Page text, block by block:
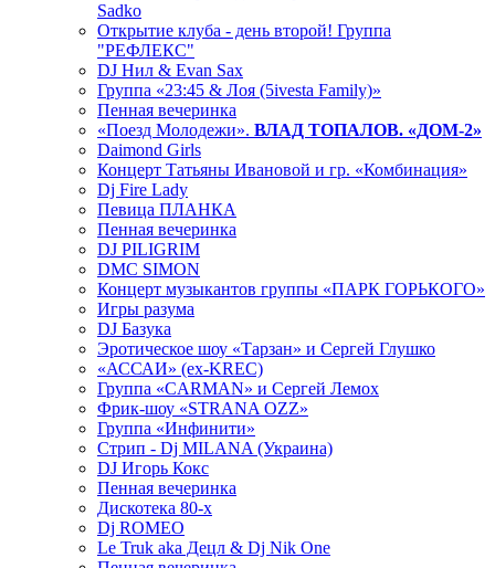
Sadko
Открытие клуба - день второй! Группа
"РЕФЛЕКС"
DJ Нил & Evan Sax
Группа «23:45 & Лоя (5ivesta Family)»
Пенная вечеринка
«Поезд Молодежи». ВЛАД ТОПАЛОВ. «ДОМ-2»
Daimond Girls
Концерт Татьяны Ивановой и гр. «Комбинация»
Dj Fire Lady
Певица ПЛАНКА
Пенная вечеринка
DJ PILIGRIM
DMC SIMON
Концерт музыкантов группы «ПАРК ГОРЬКОГО»
Игры разума
DJ Базука
Эротическое шоу «Тарзан» и Сергей Глушко
«АССАИ» (ex-KREC)
Группа «CARMAN» и Сергей Лемох
Фрик-шоу «STRANA OZZ»
Группа «Инфинити»
Стрип - Dj MILANA (Украина)
DJ Игорь Кокс
Пенная вечеринка
Дискотека 80-х
Dj ROMEO
Le Truk aka Децл & Dj Nik One